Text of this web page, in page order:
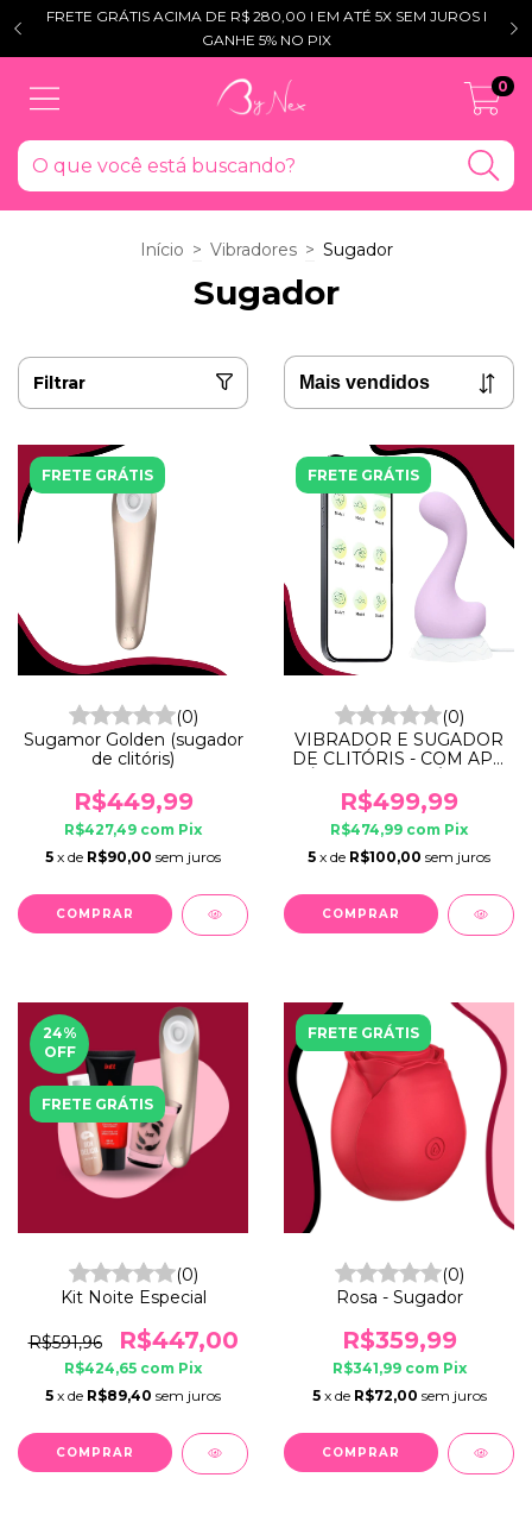
FRETE GRÁTIS ACIMA DE R$ 280,00 l EM ATÉ 5X SEM JUROS l
GANHE 5% NO PIX
0
Início > Vibradores > Sugador
Sugador
Filtrar
FRETE GRÁTIS
(0)
Sugamor Golden (sugador
de clitóris)
R$449,99
R$427,49 com Pix
5 x de R$90,00 sem juros
FRETE GRÁTIS
(0)
VIBRADOR E SUGADOR
DE CLITÓRIS - COM APP
R$499,99
R$474,99 com Pix
5 x de R$100,00 sem juros
24%
OFF
FRETE GRÁTIS
(0)
Kit Noite Especial
R$591,96 R$447,00
R$424,65 com Pix
5 x de R$89,40 sem juros
FRETE GRÁTIS
(0)
Rosa - Sugador
R$359,99
R$341,99 com Pix
5 x de R$72,00 sem juros
COMPRAR